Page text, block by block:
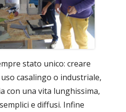
stato unico: creare
casalingo o industriale,
con una vita lunghissima,
e diffusi. Infine